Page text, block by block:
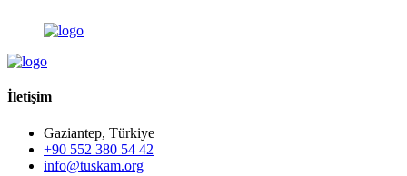
İletişim
Gaziantep, Türkiye
+90 552 380 54 42
info@tuskam.org